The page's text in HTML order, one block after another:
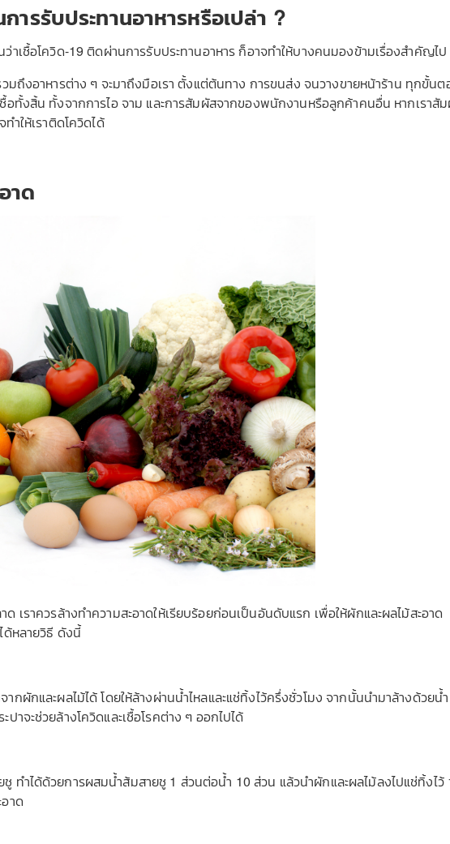
ารรับประทานอาหารหรือเปล่า ?
าเชื้อโควิด-19 ติดผ่านการรับประทานอาหาร ก็อาจทำให้บางคนมองข้ามเรื่องสำคัญไป
ถึงอาหารต่าง ๆ จะมาถึงมือเรา ตั้งแต่ต้นทาง การขนส่ง จนวางขายหน้าร้าน ทุกขั้นต
อทั้งสิ้น ทั้งจากการไอ จาม และการสัมผัสจากของพนักงานหรือลูกค้าคนอื่น หากเราสั
ำให้เราติดโควิดได้
าด
เราควรล้างทำความสะอาดให้เรียบร้อยก่อนเป็นอันดับแรก เพื่อให้ผักและผลไม้สะอาด
ด้หลายวิธี ดังนี้
ากผักและผลไม้ได้ โดยให้ล้างผ่านน้ำไหลและแช่ทิ้งไว้ครึ่งชั่วโมง จากนั้นนำมาล้างด้วยน้ำ
าจะช่วยล้างโควิดและเชื้อโรคต่าง ๆ ออกไปได้
ทำได้ด้วยการผสมน้ำส้มสายชู 1 ส่วนต่อน้ำ 10 ส่วน แล้วนำผักและผลไม้ลงไปแช่ทิ้งไว้
าด